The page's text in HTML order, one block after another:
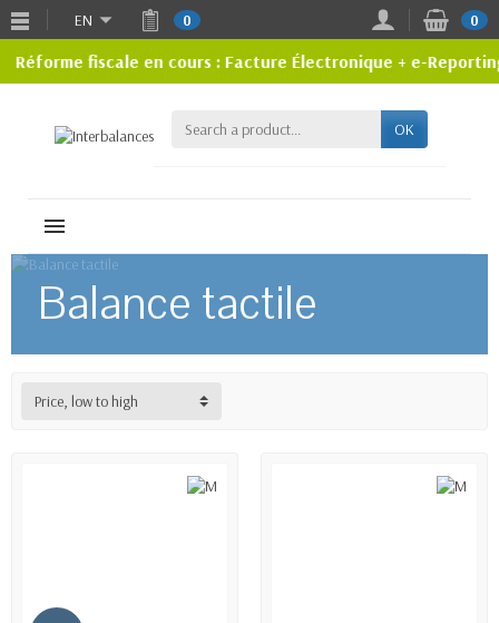
Réforme fiscale en cours : Facture Électronique + e-
EN 0 0
OK
Balance tactile
Price, low to high